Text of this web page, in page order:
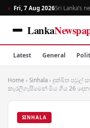
Fri, 7 Aug 2026Sri Lanka’s
Lanka
Latest General
Home › Sinhala › දුක්ඛිත පවුල්
කැරලිගැසීමෙන් මිය ගිය 26
SINHALA